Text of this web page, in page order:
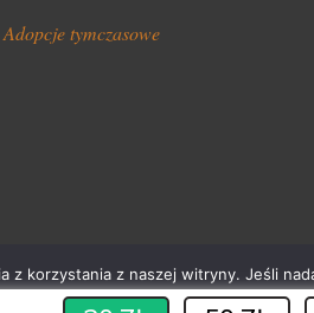
Adopcje tymczasowe
z korzystania z naszej witryny. Jeśli